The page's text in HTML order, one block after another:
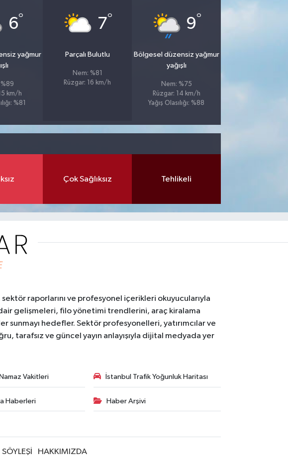
6°
yağmur
km/h
%81
7°
Parçalı Bulutlu
Nem: %81
Rüzgar: 16 km/h
9°
Bölgesel düzensiz yağmur
yağışlı
Nem: %75
Rüzgar: 14 km/h
Yağış Olasılığı: %88
Çok Sağlıksız Tehlikeli
raporlarını ve profesyonel içerikleri okuyucularıyla
gelişmeleri, filo yönetimi trendlerini, araç kiralama
hedefler. Sektör profesyonelleri, yatırımcılar ve
tarafsız ve güncel yayın anlayışıyla dijital medyada yer
Vakitleri İstanbul Trafik Yoğunluk Haritası
Haberleri Haber Arşivi
SÖYLEŞİ HAKKIMIZDA